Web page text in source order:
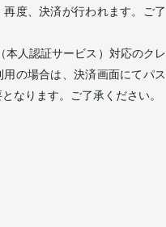
度、決済が行われます。ご了
本人認証サービス）対応のクレ
の場合は、決済画面にてパス
なります。ご了承ください。